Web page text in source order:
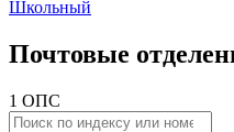
Школьный
Почтовые
1 ОПС